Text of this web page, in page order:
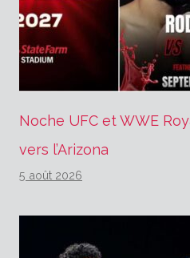
Noche UFC et WWE
vers l’Arizona
5 août 2026